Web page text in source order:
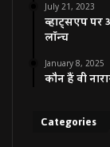
July 21, 2023
व्हाट्सएप पर
लॉन्च
January 8, 2025
कौन हैं वी
Categories